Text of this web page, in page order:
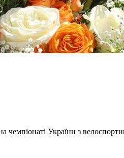
чемпіонаті України з